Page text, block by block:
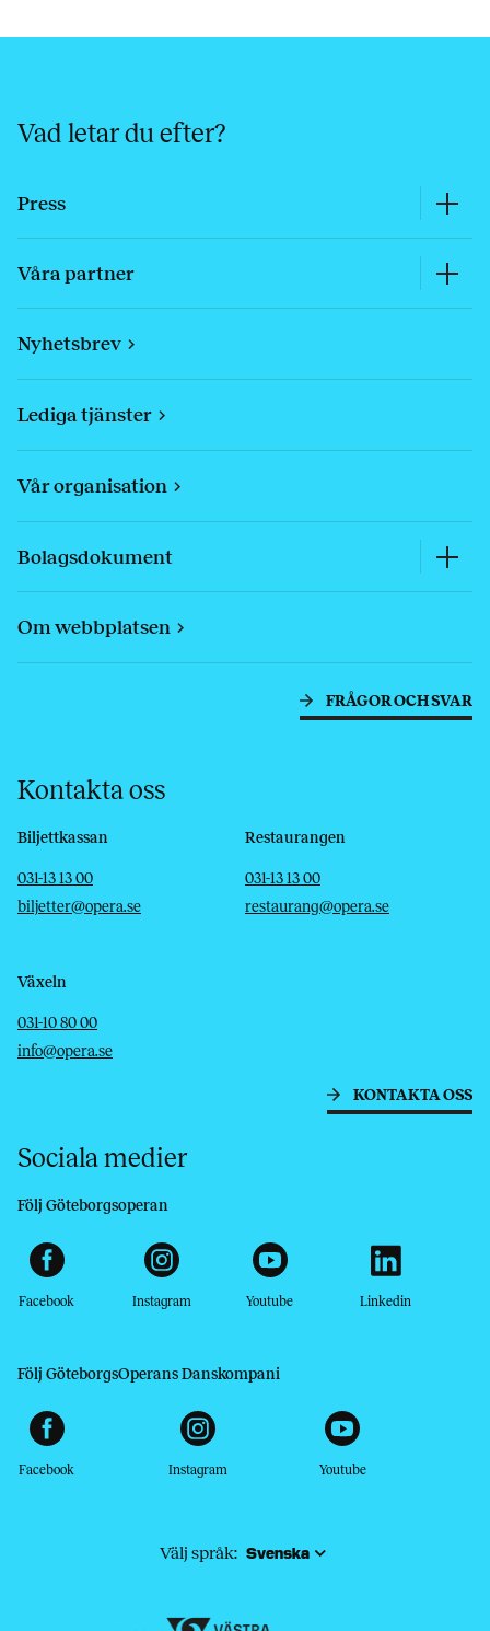
Vad letar du efter?
Press
Våra partner
Nyhetsbrev
Lediga tjänster
Vår organisation
Bolagsdokument
Om webbplatsen
FRÅGOR OCH SVAR
Kontakta oss
Biljettkassan
Telefon
031-13 13 00
E-post
biljetter@opera.se
Restaurangen
Telefon
031-13 13 00
E-post
restaurang@opera.se
Växeln
Telefon
031-10 80 00
E-post
info@opera.se
KONTAKTA OSS
Sociala medier
Följ Göteborgsoperan
Facebook Instagram Youtube Linkedin
Följ GöteborgsOperans Danskompani
Facebook Instagram Youtube
Välj språk: